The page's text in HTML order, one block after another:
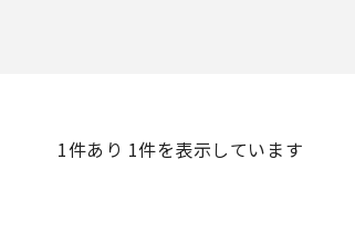
1件あり 1件を表示しています